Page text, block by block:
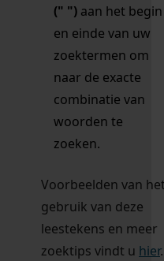
(" ") aan het begin
en einde van uw
zoektermen om
naar de exacte
combinatie van
woorden te
zoeken.
Voorbeelden van
gebruik van deze
leestekens en meer
zoektips vindt u hier.